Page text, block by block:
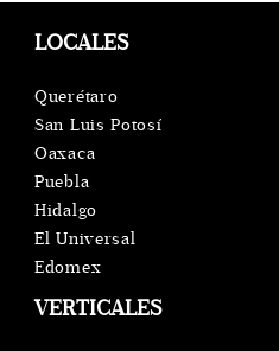
VERTICALES
LOCALES
Querétaro
San Luis Potosí
Oaxaca
Puebla
Hidalgo
El Universal
Edomex